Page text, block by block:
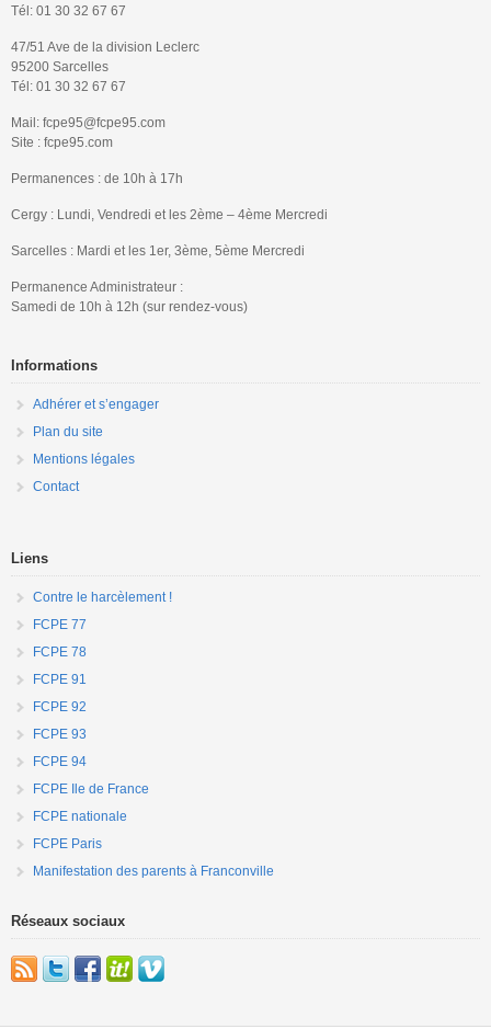
Tél: 01 30 32 67 67
47/51 Ave de la division Leclerc
95200 Sarcelles
Tél: 01 30 32 67 67
Mail: fcpe95@fcpe95.com
Site : fcpe95.com
Permanences : de 10h à 17h
Cergy : Lundi, Vendredi et les 2ème – 4ème Mercredi
Sarcelles : Mardi et les 1er, 3ème, 5ème Mercredi
Permanence Administrateur :
Samedi de 10h à 12h (sur rendez-vous)
Informations
Adhérer et s’engager
Plan du site
Mentions légales
Contact
Liens
Contre le harcèlement !
FCPE 77
FCPE 78
FCPE 91
FCPE 92
FCPE 93
FCPE 94
FCPE Ile de France
FCPE nationale
FCPE Paris
Manifestation des parents à Franconville
Réseaux sociaux